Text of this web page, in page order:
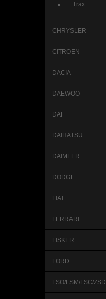
Trax
CHRYSLER
CITROEN
DACIA
DAEWOO
DAF
DAIHATSU
DAIMLER
DODGE
FIAT
FERRARI
FISKER
FORD
FSO/FSM/FSC/ZSD